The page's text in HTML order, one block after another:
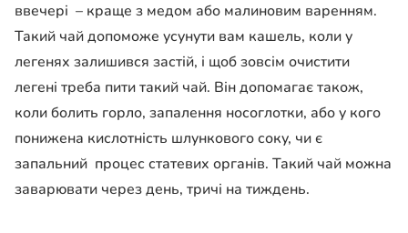
ввечері – краще з медом або малиновим варенням.
Такий чай допоможе усунути вам кашель, коли у
легенях залишився застій, і щоб зовсім очистити
легені треба пити такий чай. Він допомагає також,
коли болить горло, запалення носоглотки, або у кого
понижена кислотність шлункового соку, чи є
запальний процес статевих органів. Такий чай можна
заварювати через день, тричі на тиждень.